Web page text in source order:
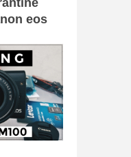
eos